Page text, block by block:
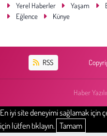
Yerel Haberler
Yaşam
Eğlence
Künye
RSS
Haber
En iyi site deneyimi sağlamak için
için lütfen tıklayın. Tamam